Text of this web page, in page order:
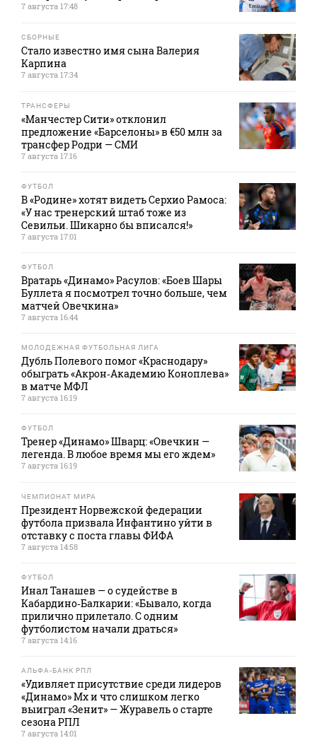
7 августа 17:48
СБОРНЫЕ
Стало известно имя сына Валерия
Карпина
7 августа 17:34
ТРАНСФЕРЫ
«Манчестер Сити» отклонил
предложение «Барселоны» в €50 млн за
трансфер Родри — СМИ
7 августа 17:16
ФУТБОЛ
В «Родине» хотят видеть Серхио Рамоса:
«У нас тренерский штаб тоже из
Севильи. Шикарно бы вписался!»
7 августа 17:01
ФУТБОЛ
Вратарь «Динамо» Расулов: «Боев Шары
Буллета я посмотрел точно больше, чем
матчей Овечкина»
7 августа 16:44
МОЛОДЕЖНАЯ ФУТБОЛЬНАЯ ЛИГА
Дубль Полевого помог «Краснодару»
обыграть «Акрон‑Академию Коноплева»
в матче МФЛ
7 августа 16:19
ФУТБОЛ
Тренер «Динамо» Шварц: «Овечкин —
легенда. В любое время мы его ждем»
7 августа 16:19
ЧЕМПИОНАТ МИРА
Президент Норвежской федерации
футбола призвала Инфантино уйти в
отставку с поста главы ФИФА
7 августа 14:58
ФУТБОЛ
Инал Танашев — о судействе в
Кабардино‑Балкарии: «Бывало, когда
прилично прилетало. С одним
футболистом начали драться»
7 августа 14:16
АЛЬФА-БАНК РПЛ
«Удивляет присутствие среди лидеров
«Динамо» Мх и что слишком легко
выиграл «Зенит» — Журавель о старте
сезона РПЛ
7 августа 14:01